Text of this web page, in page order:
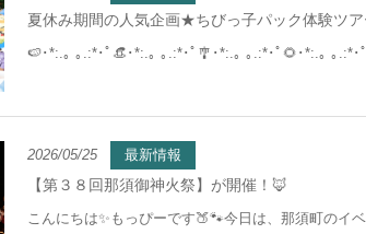
夏休み期間の人気企画★ちびっ子パック体験ツア
🍉･*:.｡ ｡.:*･ﾟ👒･*:.｡ ｡.:*･ﾟ🎐･*:.｡ ｡.:*･ﾟ🌻･*:.｡ ｡.:*･
2026/05/25 最新情報
【第３８回那須御神火祭】が開催！🦊
こんにちは✨もっぴーです🍑🐾今日は、那須町のイ